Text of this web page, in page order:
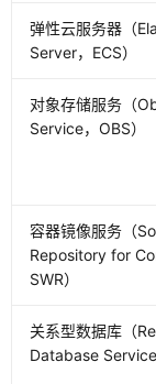
弹性云服务器（
Server，ECS）
对象存储服务（
Service，OBS）
容器镜像服务（
Repository for
SWR）
关系型数据库（
Database Service